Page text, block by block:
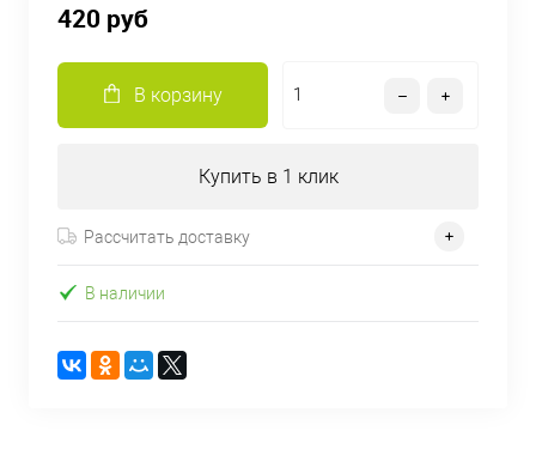
420 руб
В корзину
Купить в 1 клик
Рассчитать доставку
В наличии